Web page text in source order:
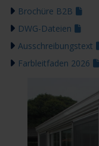
Brochüre B2B
DWG-Dateien
Ausschreibungstext
Farbleitfaden 2026